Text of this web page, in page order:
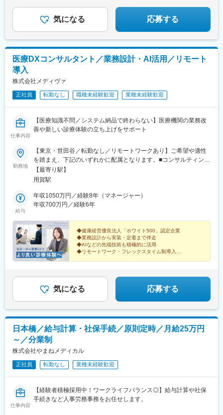
気になる 応募する
医療DXコンサルタント／業務設計・AI活用／リモート
導入
株式会社メディヴァ
正社員 転勤なし 職種未経験歓迎 業種未経験歓迎
仕事内容
【医療知識不問／システム納品で終わらない】医療機関の業務改
善や新しい診療体験の立ち上げをサポート
勤務地
【東京・世田谷／転勤なし／リモートワークあり】ご希望や適性
を踏まえ、下記のいずれかに配属となります。■コンサルティング
事業部 分室東京都世田谷区用賀2-41-18 アーバンサイドテラス
1Fアクセス：東急田園都市線「用賀駅」徒歩2分◎柔軟な働き方
OK（週1日程度）※配属先やプロジェクトの進捗状況により、出社
中心となる場合もあります※入社当初はできる限り出社し、メンバ
煙対策：敷地内禁煙
【最寄り駅】
用賀駅
給与
年収1050万円／経験8年（マネージャー）
年収700万円／経験6年
◆健康経営優良法人「ホワイト500」認定企業
◆業務設計から実装・定着まで伴走
◆AIなどの先端技術も積極的に活用
◆リモートワーク・フレックスタイム制導入
気になる 応募する
日本橋／給与計算・社保手続／原則定時／月給25万円
～／分業制
株式会社やまねメディカル
正社員 転勤なし 業種未経験歓迎
仕事内容
【経験者積極採用中！ワークライフバランス◎】給与計算や社保
手続きなど人事労務事務をお任せします。